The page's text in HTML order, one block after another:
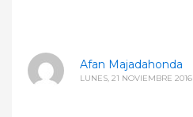
Afan Majadahonda
LUNES, 21 NOVIEMBRE 2016